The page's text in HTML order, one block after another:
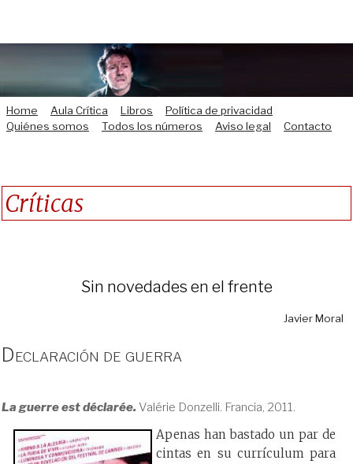
Home Aula Crítica Libros
Política de privacidad
Quiénes somos
Todos los números Aviso legal Contacto
Críticas
Sin novedades en el frente
Javier Moral
Declaración de guerra
La guerre est déclarée. Valérie Donzelli. Francia, 2011.
Apenas han bastado un par de
cintas en su currículum para